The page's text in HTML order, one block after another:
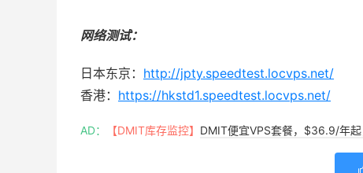
网络测试：
日本东京： http://jpty.speedtest.locvps.net/
香港： https://hkstd1.speedtest.locvps.net/
AD： 【DMIT库存监控】 DMIT便宜VPS套餐，$36.9/年